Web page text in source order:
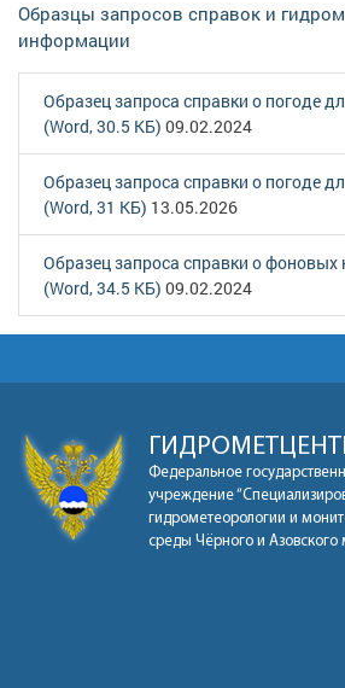
Образцы запросов справок и
информации
Образец запроса справки о погоде
(Word, 30.5 КБ) 09.02.2024
Образец запроса справки о погоде
(Word, 31 КБ) 13.05.2026
Образец запроса справки о фоновых
(Word, 34.5 КБ) 09.02.2024
Федеральное
учреждение
гидрометеорологии и
среды Чёрного и Азовского